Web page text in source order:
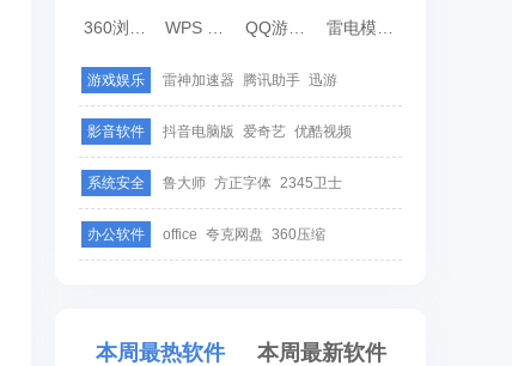
雷电模拟器
游戏娱乐 雷神加速器 腾讯助手 迅游
影音软件 抖音电脑版 爱奇艺 优酷视频
系统安全 鲁大师 方正字体 2345卫士
办公软件 office 夸克网盘 360压缩
本周最热软件 本周最新软件